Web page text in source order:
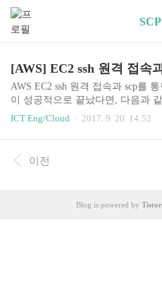
[AWS] EC2 ssh 원격 접속
AWS EC2 ssh 원격 접속과 scp를
이 성공적으로 끝났다면, 다음과
2에 원격 접속을 할 수 있고, scp를
할 수 있다. 접속 git bash를 실행시
인스턴스 OS 이미지가 다를 수 있
TANCES -> Instances 로 이동하
ICT Eng/Cloud 2017. 9. 20. 14:52
이전
Blog is powered by